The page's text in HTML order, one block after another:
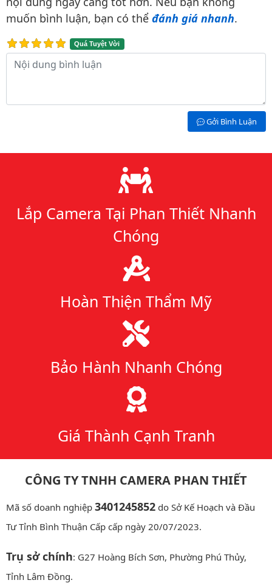
muốn bình luận, bạn có thể đánh giá nhanh.
Quá Tuyệt Vời
Nội dung bình luận
Gởi Bình Luận
Lý do chọn chúng tôi
Lắp Camera Tại Phan Thiết Nhanh
Chóng
Hoàn Thiện Thẩm Mỹ
Bảo Hành Nhanh Chóng
Giá Thành Cạnh Tranh
CÔNG TY TNHH CAMERA PHAN THIẾT
Mã số doanh nghiệp 3401245852 do Sở Kế Hoạch và Đầu
Tư Tỉnh Bình Thuận Cấp cấp ngày 20/07/2023.
Trụ sở chính: G27 Hoàng Bích Sơn, Phường Phú Thủy,
Tỉnh Lâm Đồng.